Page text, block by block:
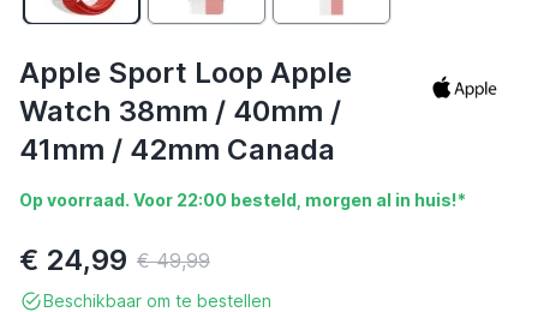
Apple Sport Loop Apple
Watch 38mm / 40mm /
41mm / 42mm Canada
Op voorraad. Voor 22:00 besteld, morgen al in huis!*
€ 24,99 € 49,99
Beschikbaar om te bestellen